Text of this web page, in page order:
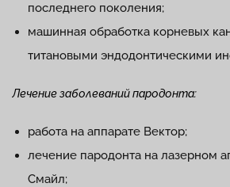
последнего поколения;
машинная обработка корневых
титановыми эндодонтическими
Лечение заболеваний пародонта:
работа на аппарате Вектор;
лечение пародонта на лазерном
Смайл;